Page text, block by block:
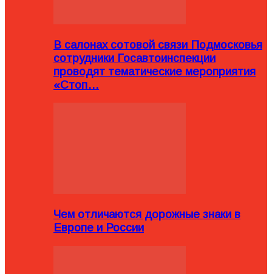
В салонах сотовой связи Подмосковья
сотрудники Госавтоинспекции
проводят тематические мероприятия
«Стоп…
Чем отличаются дорожные знаки в
Европе и России